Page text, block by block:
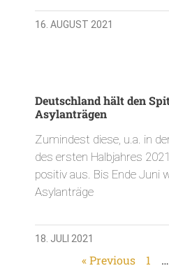
16. AUGUST 2021
Deutschland hält den
Asylanträgen
Zumindest diese, u.a. in
des ersten Halbjahres
positiv aus. Bis Ende Juni
Asylanträge
18. JULI 2021
« Previous 1 …